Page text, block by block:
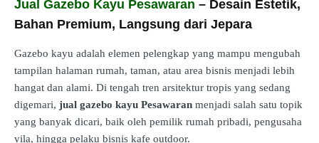
Jual Gazebo Kayu Pesawaran – Desain Estetik,
Bahan Premium, Langsung dari Jepara
Gazebo kayu adalah elemen pelengkap yang mampu mengubah
tampilan halaman rumah, taman, atau area bisnis menjadi lebih
hangat dan alami. Di tengah tren arsitektur tropis yang sedang
digemari, jual gazebo kayu Pesawaran menjadi salah satu topik
yang banyak dicari, baik oleh pemilik rumah pribadi, pengusaha
vila, hingga pelaku bisnis kafe outdoor.